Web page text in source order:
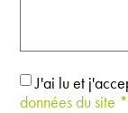
J'ai lu et
données du site *